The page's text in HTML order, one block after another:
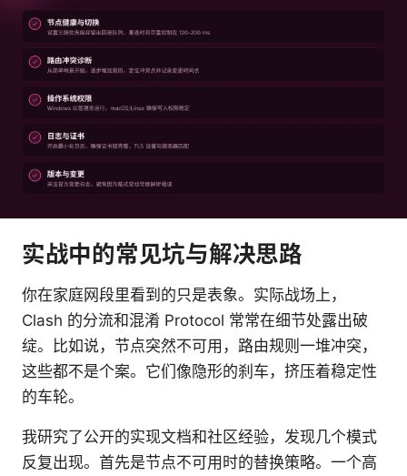
实战中的常见坑与解决思路
你在家庭网段里看到的只是表象。实际战场上，
Clash 的分流和混淆 Protocol 常常在细节处露出破
绽。比如说，节点突然不可用，路由规则一堆冲突，
这些都不是个案。它们像隐形的刹车，挤压着稳定性
的车轮。
我研究了公开的实现文档和社区经验，发现几个模式
反复出现。首先是节点不可用时的替换策略。一个高